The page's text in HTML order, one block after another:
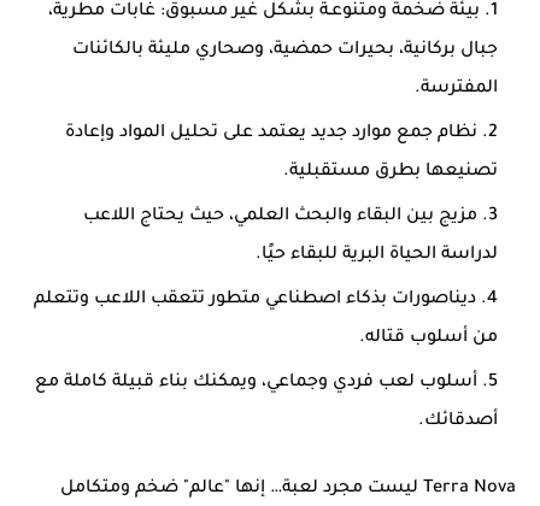
بيئة ضخمة ومتنوعـة بشكل غير مسبوق: غابات مطرية،
جبال بركانية، بحيرات حمضية، وصحاري مليئة بالكائنات
المفترسة.
نظام جمع موارد جديد يعتمد على تحليل المواد وإعادة
تصنيعها بطرق مستقبلية.
مزيج بين البقاء والبحث العلمي، حيث يحتاج اللاعب
لدراسة الحياة البرية للبقاء حيًا.
ديناصورات بذكاء اصطناعي متطورتتعقب اللاعب وتتعلم
من أسلوب قتاله.
أسلوب لعب فردي وجماعي، ويمكنك بناء قبيلة كاملة مع
أصدقائك.
Terra Nova ليست مجرد لعبة… إنها "عالم" ضخم ومتكامل